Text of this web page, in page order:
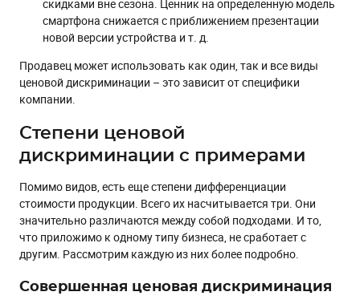
скидками вне сезона. Ценник на определенную модель
смартфона снижается с приближением презентации
новой версии устройства и т. д.
Продавец может использовать как один, так и все виды
ценовой дискриминации – это зависит от специфики
компании.
Степени ценовой
дискриминации с примерами
Помимо видов, есть еще степени дифференциации
стоимости продукции. Всего их насчитывается три. Они
значительно различаются между собой подходами. И то,
что приложимо к одному типу бизнеса, не сработает с
другим. Рассмотрим каждую из них более подробно.
Совершенная ценовая дискриминация